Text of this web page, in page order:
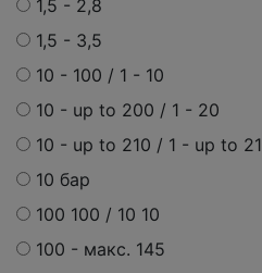
1,5 - 2,8
1,5 - 3,5
10 - 100 / 1 - 10
10 - up to 200 / 1 - 20
10 - up to 210 / 1 - up to 21
10 бар
100 100 / 10 10
100 - макс. 145